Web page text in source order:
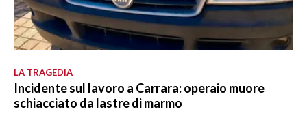
LA TRAGEDIA
Incidente sul lavoro a Carrara: operaio muore
schiacciato da lastre di marmo